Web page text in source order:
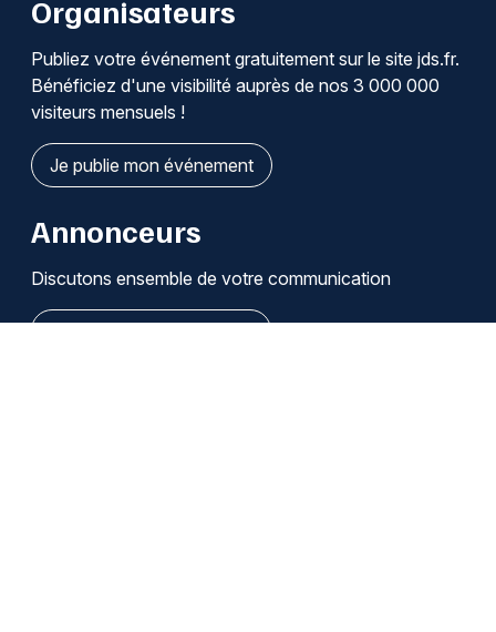
Organisateurs
Publiez votre événement gratuitement sur le site jds.fr.
Bénéficiez d'une visibilité auprès de nos 3 000 000
visiteurs mensuels !
Je publie mon événement
Annonceurs
Discutons ensemble de votre communication